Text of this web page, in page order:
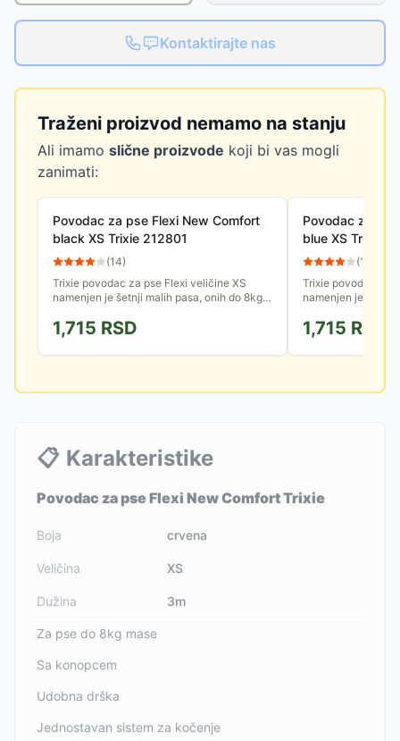
Kontaktirajte nas
Traženi proizvod nemamo na stanju
Ali imamo slične proizvode koji bi vas mogli
zanimati:
Povodac za pse Flexi New Comfort
black XS Trixie 212801
(14)
Trixie povodac za pse Flexi veličine XS
namenjen je šetnji malih pasa, onih do 8kg
dužine, ručka je udobna,...
1,715 RSD
Povodac za
blue XS Trixie
(15
Trixie povodac za
namenjen je šetnji
dužine, ručka je
1,715 RSD
📋 Karakteristike
Povodac za pse Flexi New Comfort Trixie
Boja crvena
Veličina XS
Dužina 3m
Za pse do 8kg mase
Sa konopcem
Udobna drška
Jednostavan sistem za kočenje